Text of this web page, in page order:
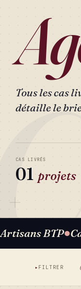
Tous les cas
détaille le
CAS LIVRÉS
01 projets
Artisans BTP●
FILTRER